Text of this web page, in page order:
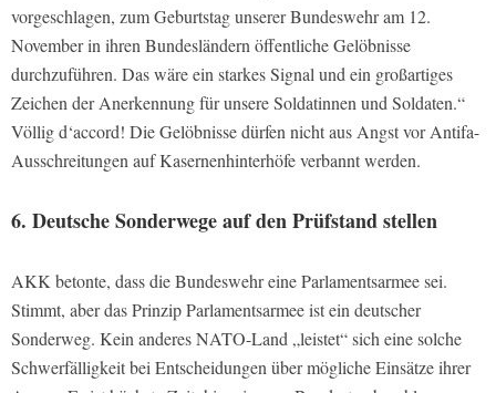
vorgeschlagen, zum Geburtstag unserer Bundeswehr am 12.
November in ihren Bundesländern öffentliche Gelöbnisse
durchzuführen. Das wäre ein starkes Signal und ein großartiges
Zeichen der Anerkennung für unsere Soldatinnen und Soldaten.“
Völlig d‘accord! Die Gelöbnisse dürfen nicht aus Angst vor Antifa-
Ausschreitungen auf Kasernenhinterhöfe verbannt werden.
6. Deutsche Sonderwege auf den Prüfstand stellen
AKK betonte, dass die Bundeswehr eine Parlamentsarmee sei.
Stimmt, aber das Prinzip Parlamentsarmee ist ein deutscher
Sonderweg. Kein anderes NATO-Land „leistet“ sich eine solche
Schwerfälligkeit bei Entscheidungen über mögliche Einsätze ihrer